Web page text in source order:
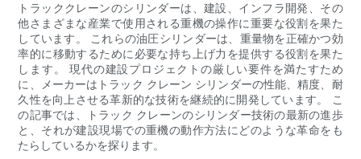
トラッククレーンのシリンダーは、建設、インフラ開発、その
他さまざまな産業で使用される重機の操作に重要な役割を果た
しています。 これらの油圧シリンダーは、重量物を正確かつ効
率的に移動するために必要な持ち上げ力を提供する役割を果た
します。 現代の建設プロジェクトの厳しい要件を満たすため
に、メーカーはトラック クレーン シリンダーの性能、精度、耐
久性を向上させる革新的な技術を継続的に開発しています。 こ
の記事では、トラック クレーンのシリンダー技術の最新の進歩
と、それが建設現場での重機の動作方法にどのような革命をも
たらしているかを探ります。